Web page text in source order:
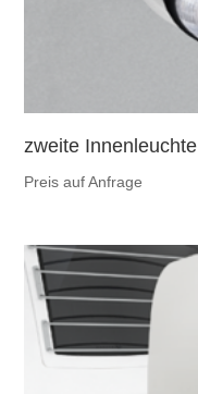
zweite Innenleuchte
Preis auf Anfrage